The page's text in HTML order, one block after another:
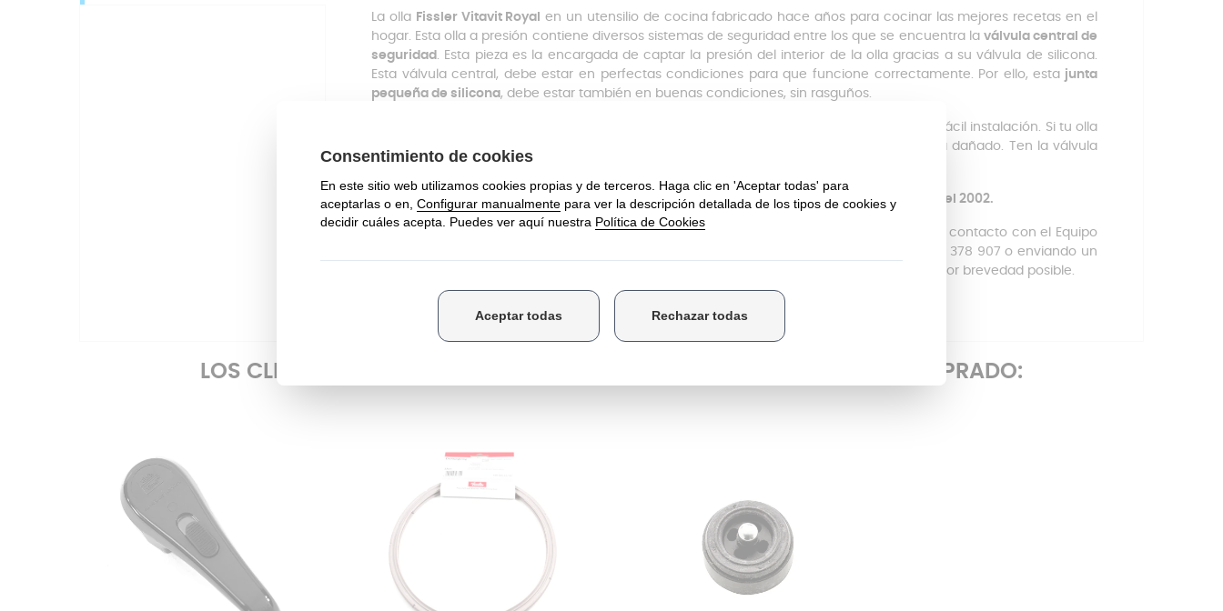
La olla Fissler Vitavit Royal
en un utensilio de cocina fabricado hace años para cocinar las mejores recetas en el
hogar. Esta olla a presión contiene diversos sistemas de seguridad entre los que se encuentra la válvula central de
seguridad . Esta pieza es la encargada de captar la presión del interior de la olla gracias a su válvula de silicona.
Esta válvula central, debe estar en perfectas condiciones para que funcione correctamente. Por ello, esta junta
pequeña de silicona, debe estar también en buenas condiciones, sin rasguños.
El recambio de la junta está fabricado en una silicona resistente a altas temperaturas, de fácil instalación. Si tu olla
no coge bien la presión, revisa esta pieza ya que a lo mejor por el paso del tiempo se ha dañado. Ten la válvula
con sus piezas, funcionando como el primer día gracias a este recambio.
Repuesto de la goma compatible con la olla Fissler modelo Vitavit Royal fabricada antes del 2002.
Si quieres más información acerca del reemplazo o alguna otra pieza, puedes ponerte en contacto con el Equipo
de Atención al Cliente a través del formulario de contacto, llamando al 945 10 14 23 - 673 378 907 o enviando un
WhatsApp a este último teléfono. Contáctanos sin compromiso y te atenderemos a la mayor brevedad posible.
LOS CLIENTES QUE COMPRARON ESTE PRODUCTO TAMBIÉN HAN COMPRADO: